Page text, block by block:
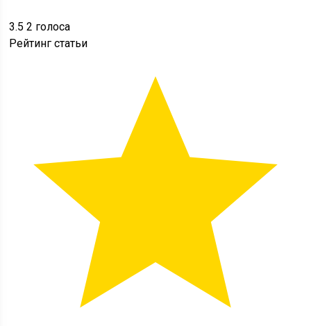
3.5 2 голоса
Рейтинг статьи